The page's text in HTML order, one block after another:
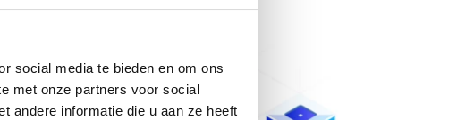
social media te bieden en om ons
met onze partners voor social
andere informatie die u aan ze heeft